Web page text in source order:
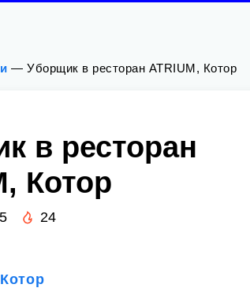
— Уборщик в ресторан ATRIUM, Котор
в ресторан
Котор
24
Котор